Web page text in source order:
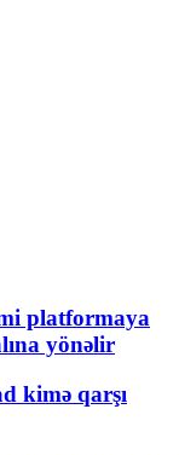
platformaya
yönəlir
kimə qarşı